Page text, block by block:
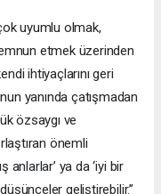
uyumlu olmak,
etmek üzerinden
ihtiyaçlarını geri
yanında çatışmadan
özsaygı ve
önemli
anlarlar’ ya da ‘iyi bir
geliştirebilir.”